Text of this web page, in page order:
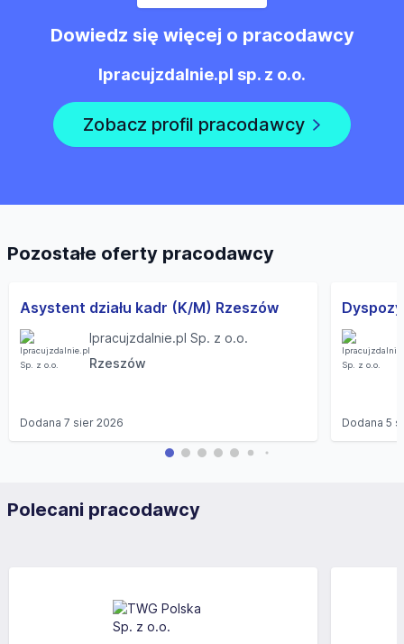
Dowiedz się więcej o pracodawcy
Ipracujzdalnie.pl sp. z o.o.
Zobacz profil pracodawcy
Pozostałe oferty pracodawcy
Asystent działu kadr (K/M) Rzeszów
Ipracujzdalnie.pl Sp. z o.o.
Rzeszów
Dodana 7 sier 2026 Dodana5
Polecani pracodawcy